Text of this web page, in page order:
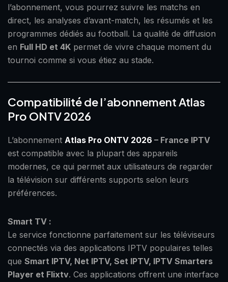
l’abonnement, vous pourrez suivre les matchs en
direct, les analyses d’avant-match, les résumés et les
programmes dédiés au football. La qualité de diffusion
en Full HD et 4K permet de vivre chaque moment du
tournoi comme si vous étiez au stade.
Compatibilité de l’abonnement Atlas
Pro ONTV 2026
L’abonnement Atlas Pro ONTV 2026 – France IPTV
est compatible avec la plupart des appareils
modernes, ce qui permet aux utilisateurs de regarder
la télévision sur différents supports selon leurs
préférences.
Smart TV :
Le service fonctionne parfaitement sur les téléviseurs
connectés via des applications IPTV populaires telles
que Smart IPTV, Net IPTV, Set IPTV, IPTV Smarters
Player et Flixtv. Ces applications offrent une interface